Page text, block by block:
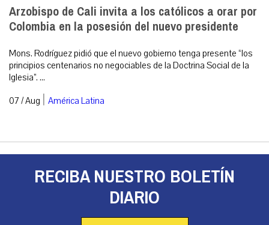
Arzobispo de Cali invita a los católicos a orar por
Colombia en la posesión del nuevo presidente
Mons. Rodríguez pidió que el nuevo gobierno tenga presente “los
principios centenarios no negociables de la Doctrina Social de la
Iglesia”. ...
07 / Aug | América Latina
RECIBA NUESTRO BOLETÍN
DIARIO